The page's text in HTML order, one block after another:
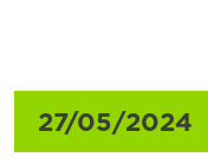
27/05/2024